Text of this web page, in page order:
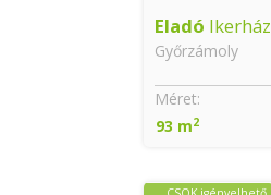
Eladó Ikerház
Győrzámoly
Méret:
93 m2